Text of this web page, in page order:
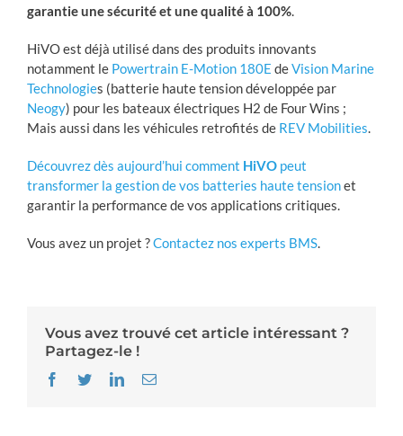
garantie une sécurité et une qualité à 100%.
HiVO est déjà utilisé dans des produits innovants
notamment le Powertrain E-Motion 180E deVision Marine
Technologies (batterie haute tension développée par
Neogy) pour les bateaux électriques H2 de Four Wins ;
Mais aussi dans les véhicules retrofités de REV Mobilities.
Découvrez dès aujourd’hui comment HiVO peut
transformer la gestion de vos batteries haute tensionet
garantir la performance de vos applications critiques.
Vous avez un projet ?Contactez nos experts BMS.
Vous avez trouvé cet article intéressant ?
Partagez-le !
Facebook
TwitterLinkedInEmail